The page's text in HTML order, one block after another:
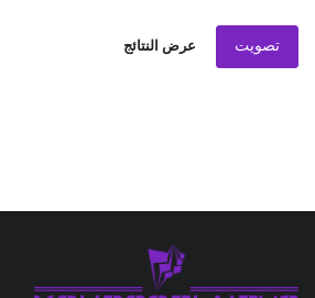
تصويت عرض النتائج